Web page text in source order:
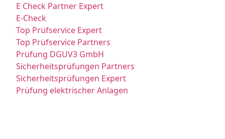
E Check Partner Expert
E-Check
Top Prüfservice Expert
Top Prüfservice Partners
Prüfung DGUV3 GmbH
Sicherheitsprüfungen Partners
Sicherheitsprüfungen Expert
Prüfung elektrischer Anlagen